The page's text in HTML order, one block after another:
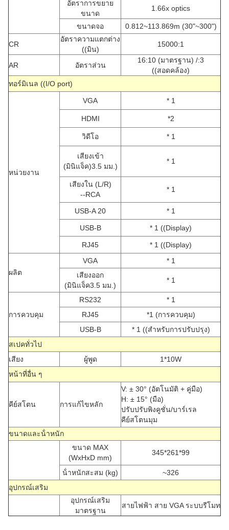
อัตราการขยาย
ขนาด
1.66x optics
ขนาดจอ 0.812~113.869m (30"~300")
CR
อัตราความแตกต่าง
((มิน)
15000:1
AR อัตราส่วน
16:10 (มาตรฐาน) /:3
((สอดคล้อง)
ทอร์มิเนล ((I/O port)
หน่วยงาน
VGA * 1
HDMI *2
วิดีโอ * 1
เสียงเข้า
(มินิแจ็ค)3.5 มม.)
* 1
เสียงใน (L/R)
--RCA
* 1
USB-A 20 * 1
USB-B * 1 ((Display)
RJ45 * 1 ((Display)
ผลิต
VGA
* 1
เสียงออก
(มินิแจ็ค3.5 มม.)
* 1
การควบคุม
RS232
* 1
RJ45
*1 (การควบคุม)
USB-B
* 1 ((สําหรับการปรับปรุง)
สเปคทั่วไป
เสียง
ผู้พูด
1*10W
หน้าที่อื่น ๆ
คีย์สโตน การแก้ไขหลัก
V: ± 30° (อัตโนมัติ + คู่มือ)
H: ± 15° (มือ)
ปรับปรับพิงคูชั่น/บาร์เรล
คีย์สโตนมุม
ขนาดและน้ําหนัก
ขนาด MAX
(WxHxD mm)
345*261*99
น้ําหนักสะสม (kg)
~326
อุปกรณ์เสริม
อุปกรณ์เสริม
มาตรฐาน
สายไฟฟ้า สาย VGA ระบบรีโมท